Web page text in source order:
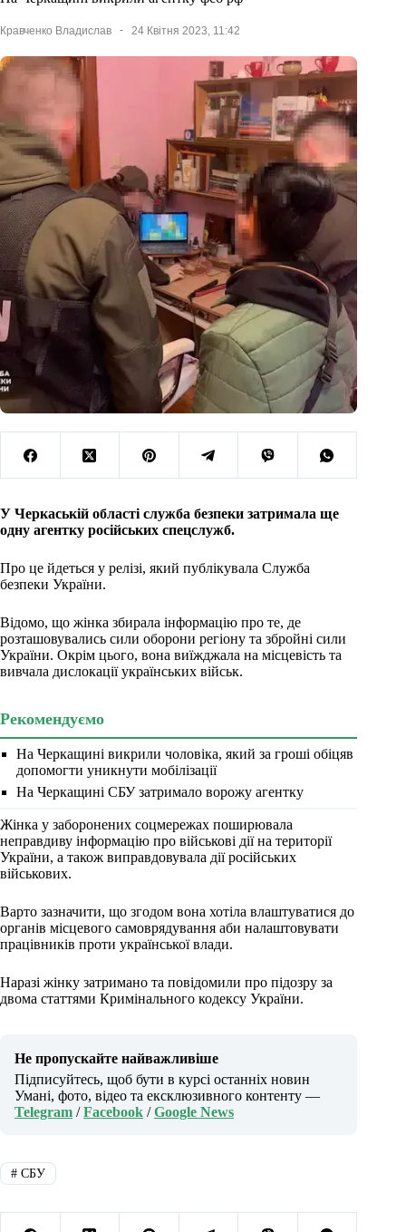
Кравченко Владислав 24 Квітня 2023, 11:42
У Черкаській області служба безпеки затримала ще
одну агентку російських спецслужб.
Про це йдеться у релізі, який публікувала Служба
безпеки України.
Відомо, що жінка збирала інформацію про те, де
розташовувались сили оборони регіону та збройні сили
України. Окрім цього, вона виїжджала на місцевість та
вивчала дислокації українських військ.
Рекомендуємо
На Черкащині викрили чоловіка, який за гроші обіцяв
допомогти уникнути мобілізації
На Черкащині СБУ затримало ворожу агентку
Жінка у заборонених соцмережах поширювала
неправдиву інформацію про військові дії на території
України, а також виправдовувала дії російських
військових.
Варто зазначити, що згодом вона хотіла влаштуватися до
органів місцевого самоврядування аби налаштовувати
працівників проти української влади.
Наразі жінку затримано та повідомили про підозру за
двома статтями Кримінального кодексу України.
Не пропускайте найважливіше
Підписуйтесь, щоб бути в курсі останніх новин
Умані, фото, відео та ексклюзивного контенту —
Telegram /Facebook /Google News
#СБУ